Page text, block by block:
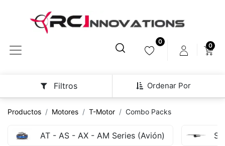
0
0
Ordenar Por
Filtros
Productos Motores T-Motor Combo Packs
AT - AS - AX - AM Series (Avión)